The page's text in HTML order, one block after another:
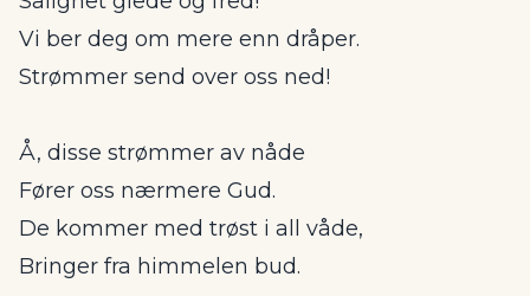
Vi ber deg om mere enn dråper.
Strømmer send over oss ned!
Å, disse strømmer av nåde
Fører oss nærmere Gud.
De kommer med trøst i all våde,
Bringer fra himmelen bud.